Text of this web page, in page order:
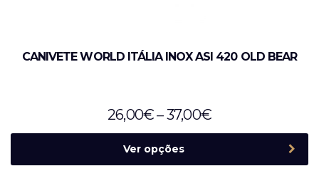
CANIVETE WORLD ITÁLIA INOX ASI 420 OLD BEAR
26,00€–37,00€
Ver opções